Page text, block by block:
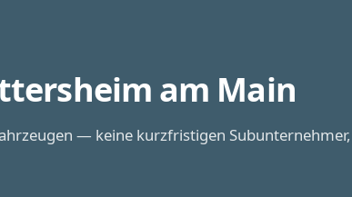
am Main
— keine kurzfristigen Subunternehmer,